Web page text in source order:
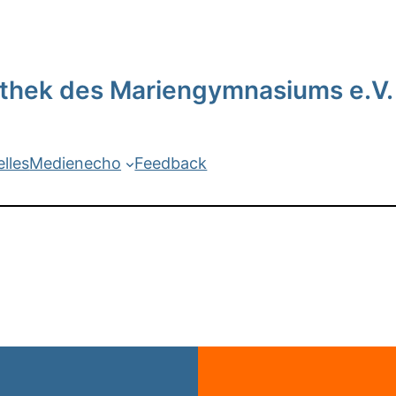
des Mariengymnasiums
Medienecho Feedback